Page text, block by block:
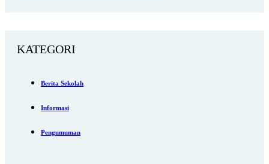
KATEGORI
Berita Sekolah
Informasi
Pengumuman